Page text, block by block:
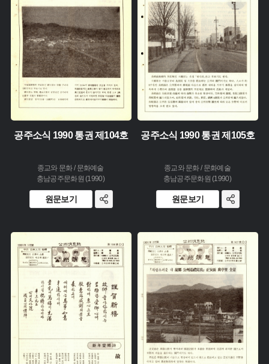
생산 :
소장 :
공주소식 1990 통권 제104호
종교와 문화 / 문화예술
충남공주문화원 (1990)
원문보기
생산 :
소장 :
공주소식 1990 통권 제105호
종교와 문화 / 문화예술
충남공주문화원 (1990)
원문보기
주제 :
생산 :
소장 :
주제 :
생산 :
소장 :